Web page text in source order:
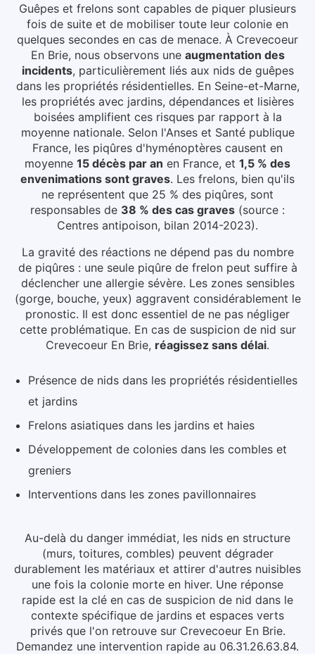
Guêpes et frelons sont capables de piquer plusieurs
fois de suite et de mobiliser toute leur colonie en
quelques secondes en cas de menace. À Crevecoeur
En Brie, nous observons une augmentation des
incidents, particulièrement liés aux nids de guêpes
dans les propriétés résidentielles. En Seine-et-Marne,
les propriétés avec jardins, dépendances et lisières
boisées amplifient ces risques par rapport à la
moyenne nationale. Selon l'Anses et Santé publique
France, les piqûres d'hyménoptères causent en
moyenne 15 décès par an en France, et 1,5 % des
envenimations sont graves. Les frelons, bien qu'ils
ne représentent que 25 % des piqûres, sont
responsables de 38 % des cas graves (source :
Centres antipoison, bilan 2014-2023).
La gravité des réactions ne dépend pas du nombre
de piqûres : une seule piqûre de frelon peut suffire à
déclencher une allergie sévère. Les zones sensibles
(gorge, bouche, yeux) aggravent considérablement le
pronostic. Il est donc essentiel de ne pas négliger
cette problématique. En cas de suspicion de nid sur
Crevecoeur En Brie, réagissez sans délai.
Présence de nids dans les propriétés résidentielles
et jardins
Frelons asiatiques dans les jardins et haies
Développement de colonies dans les combles et
greniers
Interventions dans les zones pavillonnaires
Au-delà du danger immédiat, les nids en structure
(murs, toitures, combles) peuvent dégrader
durablement les matériaux et attirer d'autres nuisibles
une fois la colonie morte en hiver. Une réponse
rapide est la clé en cas de suspicion de nid dans le
contexte spécifique de jardins et espaces verts
privés que l'on retrouve sur Crevecoeur En Brie.
Demandez une intervention rapide au 06.31.26.63.84.